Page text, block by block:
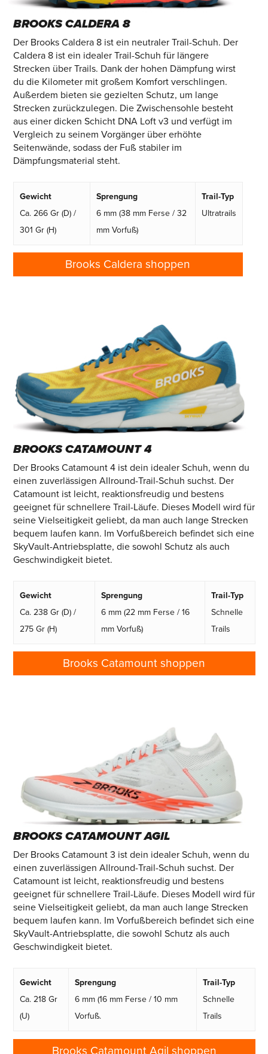
BROOKS CALDERA 8
Der Brooks Caldera 8 ist ein neutraler Trail-Schuh. Der
Caldera 8 ist ein idealer Trail-Schuh für längere
Strecken über Trails. Dank der hohen Dämpfung wirst
du die Kilometer mit großem Komfort verschlingen.
Außerdem bieten sie gezielten Schutz, um lange
Strecken zurückzulegen. Die Zwischensohle besteht
aus einer dicken Schicht DNA Loft v3 und verfügt im
Vergleich zu seinem Vorgänger über erhöhte
Seitenwände, sodass der Fuß stabiler im
Dämpfungsmaterial steht.
Gewicht
Ca. 266 Gr (D) /
301 Gr (H)
Sprengung
6 mm (38 mm Ferse / 32
mm Vorfuß)
Trail-Typ
Ultratrails
Brooks Caldera shoppen
BROOKS CATAMOUNT 4
Der Brooks Catamount 4 ist dein idealer Schuh, wenn du
einen zuverlässigen Allround-Trail-Schuh suchst. Der
Catamount ist leicht, reaktionsfreudig und bestens
geeignet für schnellere Trail-Läufe. Dieses Modell wird für
seine Vielseitigkeit geliebt, da man auch lange Strecken
bequem laufen kann. Im Vorfußbereich befindet sich eine
SkyVault-Antriebsplatte, die sowohl Schutz als auch
Geschwindigkeit bietet.
Gewicht
Ca. 238 Gr (D) /
275 Gr (H)
Sprengung
6 mm (22 mm Ferse / 16
mm Vorfuß)
Trail-Typ
Schnelle
Trails
Brooks Catamount shoppen
BROOKS CATAMOUNT AGIL
Der Brooks Catamount 3 ist dein idealer Schuh, wenn du
einen zuverlässigen Allround-Trail-Schuh suchst. Der
Catamount ist leicht, reaktionsfreudig und bestens
geeignet für schnellere Trail-Läufe. Dieses Modell wird für
seine Vielseitigkeit geliebt, da man auch lange Strecken
bequem laufen kann. Im Vorfußbereich befindet sich eine
SkyVault-Antriebsplatte, die sowohl Schutz als auch
Geschwindigkeit bietet.
Gewicht
Ca. 218 Gr
(U)
Sprengung
6 mm (16 mm Ferse / 10 mm
Vorfuß.
Trail-Typ
Schnelle
Trails
Brooks Catamount Agil shoppen